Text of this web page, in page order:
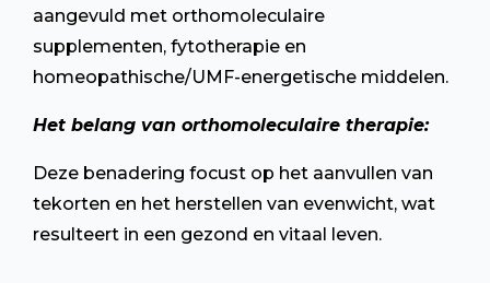
aangevuld met orthomoleculaire
supplementen, fytotherapie en
homeopathische/UMF-energetische middelen.
Het belang van orthomoleculaire therapie:
Deze benadering focust op het aanvullen van
tekorten en het herstellen van evenwicht, wat
resulteert in een gezond en vitaal leven.